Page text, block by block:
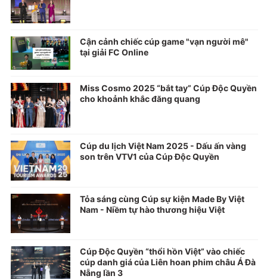
Cận cảnh chiếc cúp game "vạn người mê"
tại giải FC Online
Miss Cosmo 2025 “bắt tay” Cúp Độc Quyền
cho khoảnh khắc đăng quang
Cúp du lịch Việt Nam 2025 - Dấu ấn vàng
son trên VTV1 của Cúp Độc Quyền
Tỏa sáng cùng Cúp sự kiện Made By Việt
Nam - Niềm tự hào thương hiệu Việt
Cúp Độc Quyền “thổi hồn Việt” vào chiếc
cúp danh giá của Liên hoan phim châu Á Đà
Nẵng lần 3